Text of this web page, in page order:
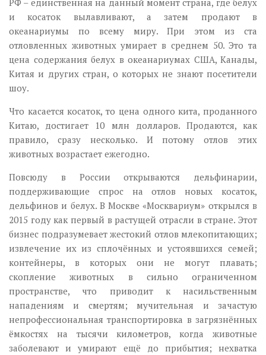
РФ – единственная на данный момент страна, где белух
и косаток вылавливают, а затем продают в
океанариумы по всему миру. При этом из ста
отловленных животных умирает в среднем 50. Это та
цена содержания белух в океанариумах США, Канады,
Китая и других стран, о которых не знают посетители
шоу.
Что касается косаток, то цена одного кита, проданного
Китаю, достигает 10 млн долларов. Продаются, как
правило, сразу несколько. И потому отлов этих
животных возрастает ежегодно.
Повсюду в России открываются дельфинарии,
поддерживающие спрос на отлов новых косаток,
дельфинов и белух. В Москве «Москвариум» открылся в
2015 году как первый в растущей отрасли в стране. Этот
бизнес подразумевает жестокий отлов млекопитающих;
извлечение их из сплочённых и устоявшихся семей;
контейнеры, в которых они не могут плавать;
скопление животных в сильно ограниченном
пространстве, что приводит к насильственным
нападениям и смертям; мучительная и зачастую
непрофессиональная транспортировка в загрязнённых
ёмкостях на тысячи километров, когда животные
заболевают и умирают ещё до прибытия; нехватка